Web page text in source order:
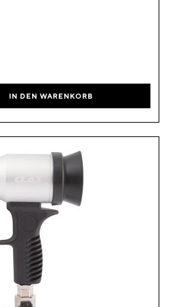
IN DEN WARENKORB